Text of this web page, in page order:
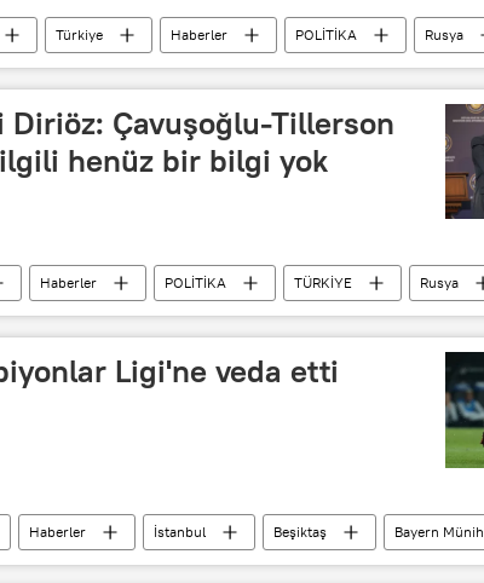
Türkiye Haberler POLİTİKA
Rusya
Suriye Recep Tayyip Erdoğan PKK
YPG
Diriöz: Çavuşoğlu-Tillerson
henüz bir bilgi yok
Haberler POLİTİKA TÜRKİYE
Rusya
Mevlüt Çavuşoğlu
Sergey Lavrov
Ligi'ne veda etti
Haberler İstanbul Beşiktaş Bayern Münih